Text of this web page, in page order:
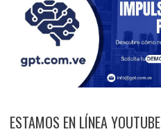
ESTAMOS EN LÍNEA YOUTUBE